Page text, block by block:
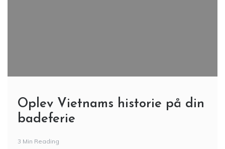
Oplev Vietnams historie på din
badeferie
3 Min Reading